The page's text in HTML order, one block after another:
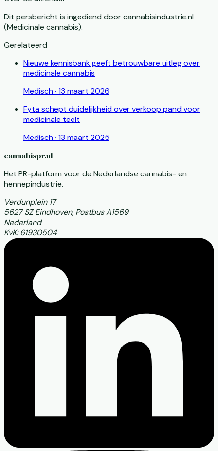
Dit persbericht is ingediend doorcannabisindustrie.nl
(Medicinale cannabis).
Gerelateerd
Nieuwe kennisbank geeft betrouwbare uitleg over
medicinale cannabis
Medisch· 13 maart 2026
Fyta schept duidelijkheid over verkoop pand voor
medicinale teelt
Medisch· 13 maart 2025
cannabispr.nl
Het PR-platform voor de Nederlandse cannabis- en
hennepindustrie.
Verdunplein 17
5627 SZ Eindhoven, Postbus A1569
Nederland
KvK: 61930504